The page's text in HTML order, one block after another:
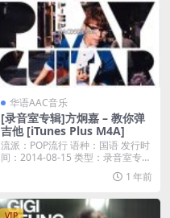
华语AAC音乐
[录音室专辑]方炯嘉 – 教你弹
吉他 [iTunes Plus M4A]
流派：POP流行 语种：国语 发行时
间：2014-08-15 类型：录音室专辑
1 年前
VIP